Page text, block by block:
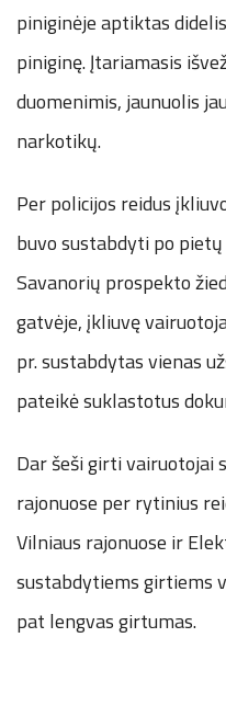
piniginėje aptiktas
piniginę. Įtariamasis
duomenimis, jaunuolis
narkotikų.
Per policijos reidus
buvo sustabdyti po
Savanorių prospekto
gatvėje, įkliuvę
pr. sustabdytas vienas
pateikė suklastotus
Dar šeši girti vairuotojai
rajonuose per rytinius
Vilniaus rajonuose ir
sustabdytiems girtiems
pat lengvas girtumas.